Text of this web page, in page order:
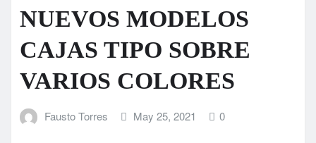
NUEVOS MODELOS
CAJAS TIPO SOBRE
VARIOS COLORES
Fausto Torres May 25, 2021 0